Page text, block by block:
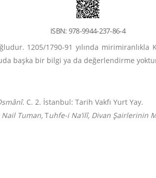
ISBN: 978-9944-237-86-4
1205/1790-91 yılında
başka bir bilgi ya da değerlendirme
. C. 2. İstanbul: Tarih Vakfı Yurt Yay.
Tuman, Tuhfe-i Na’ilî, Divan Şairlerinin